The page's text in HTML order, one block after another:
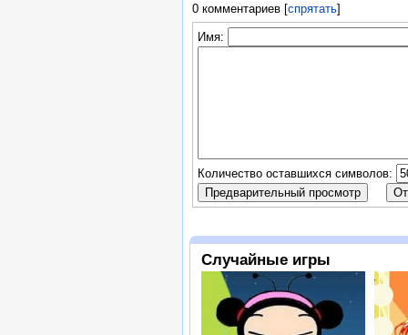
0 комментариев[спрятать]
Имя:
Количество оставшихся символов:
Случайные игры